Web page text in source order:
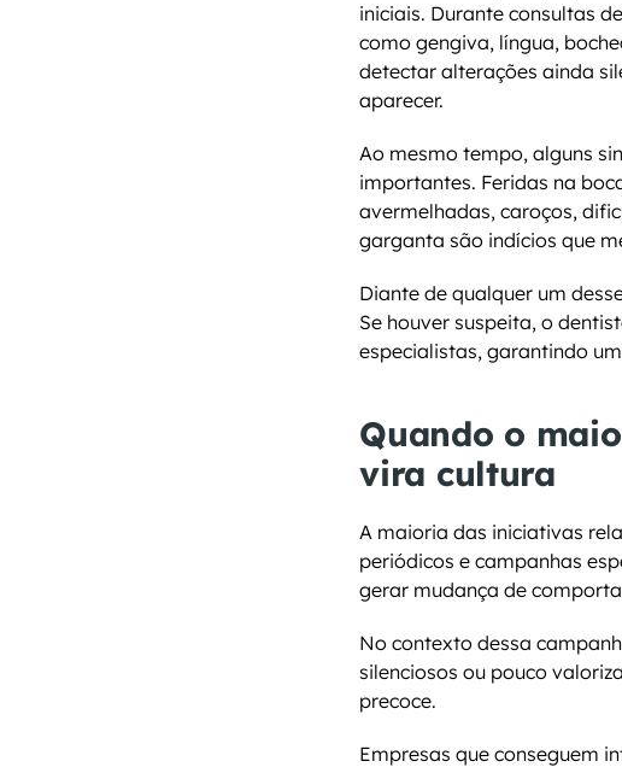
iniciais. Durante consultas
como gengiva, língua,
detectar alterações ainda
aparecer.
Ao mesmo tempo, alguns
importantes. Feridas na
avermelhadas, caroços,
garganta são indícios que
Diante de qualquer um
Se houver suspeita, o
especialistas, garantindo
Quando o
vira cultura
A maioria das iniciativas
periódicos e campanhas
gerar mudança de
No contexto dessa
silenciosos ou pouco
precoce.
Empresas que conseguem